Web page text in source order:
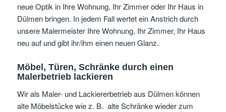
neue Optik in Ihre Wohnung, Ihr Zimmer oder Ihr Haus in
Dülmen bringen. In jedem Fall wertet ein Anstrich durch
unsere Malermeister Ihre Wohnung, Ihr Zimmer, Ihr Haus
neu auf und gibt ihr/ihm einen neuen Glanz.
Möbel, Türen, Schränke durch einen
Malerbetrieb lackieren
Wir als Maler- und Lackiererbetrieb aus Dülmen können
alte Möbelstücke wie z. B. alte Schränke wieder zum